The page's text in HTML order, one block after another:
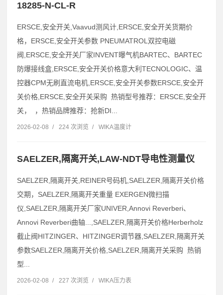
18285-N-CL-R
ERSCE,安全开关,Vaavud测风计,ERSCE,安全开关货期价
格，ERSCE,安全开关参数 PNEUMATROL双控电磁
阀,ERSCE,安全开关厂家INVENT曝气机BARTEC、BARTEC
防爆接线盒,ERSCE,安全开关价格意大利TECNOLOGIC、温
控器CPM无刷直流电机,ERSCE,安全开关参数ERSCE,安全开
关价格,ERSCE,安全开关采购 热销型号推荐：ERSCE,安全开
关， ，热销品牌推荐：抢新DI...
2026-02-08 / 224 次浏览 / WIKA温度计
SAELZER,隔离开关,LAW-NDT导电性测量仪
SAELZER,隔离开关,REINER号码机,SAELZER,隔离开关价格
交期，SAELZER,隔离开关重量 EXERGEN微扫描
仪,SAELZER,隔离开关厂家UNIVER,Annovi Reverberi、
Annovi Reverberi曲轴...,SAELZER,隔离开关价格Herberholz
截止阀HITZINGER、HITZINGER调节器,SAELZER,隔离开关
参数SAELZER,隔离开关价格,SAELZER,隔离开关采购 热销
型...
2026-02-08 / 227 次浏览 / WIKA压力表